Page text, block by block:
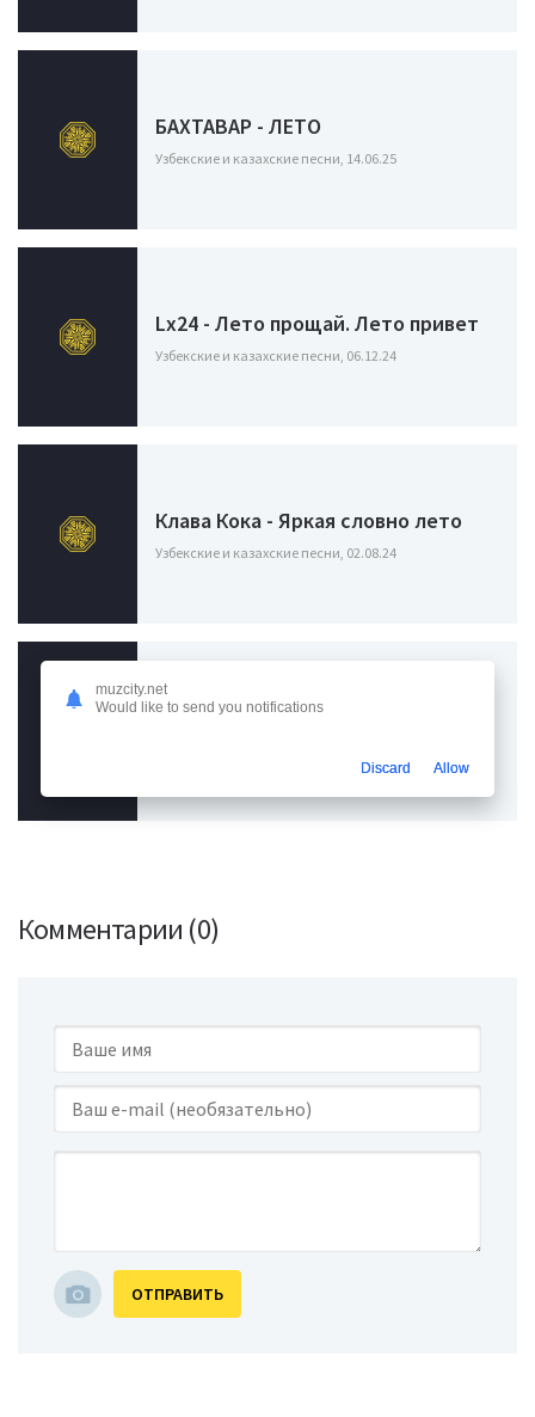
БАХТАВАР - ЛЕТО
Узбекские и казахские песни, 14.06.25
Lx24 - Лето прощай. Лето привет
Узбекские и казахские песни, 06.12.24
Клава Кока - Яркая словно лето
Узбекские и казахские песни, 02.08.24
Анивар - Наступит лето лето лето
(Speed up)
Комментарии (0)
ОТПРАВИТЬ
muzcity.net
Would like to send you notifications
Discard Allow